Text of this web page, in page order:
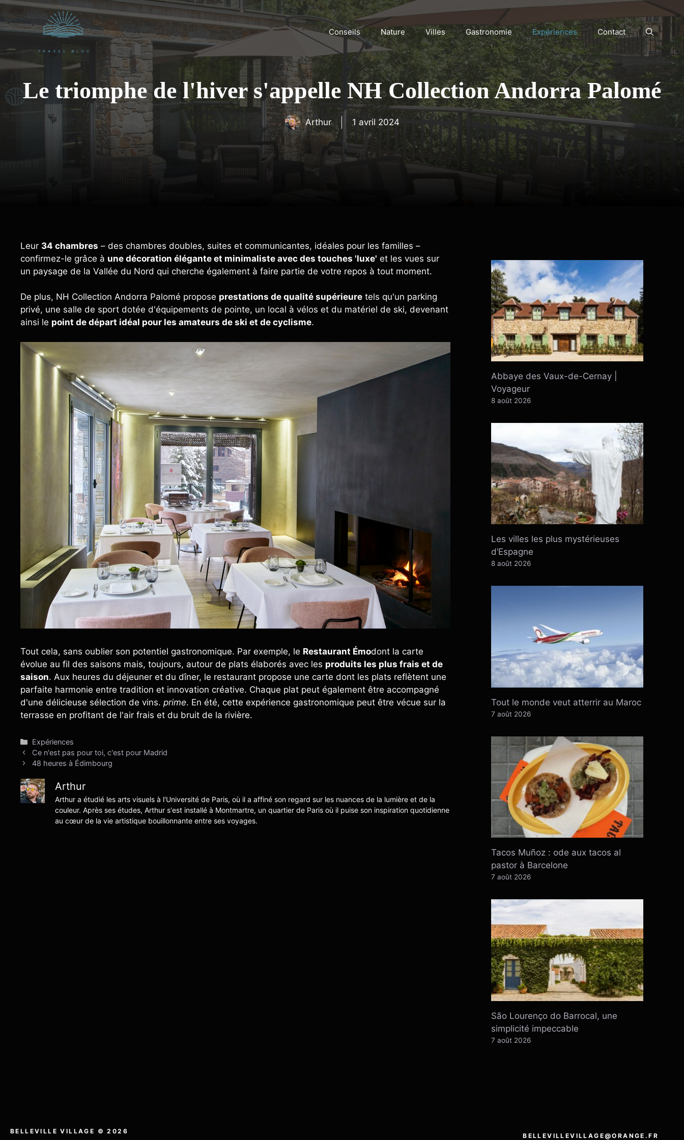
Aller
contenu
Conseils Nature Villes Gastronomie Expériences Contact
Le triomphe de l'hiver s'appelle NH Collection Andorra Palomé
Arthur 1 avril 2024
Leur 34 chambres – des chambres doubles, suites et communicantes, idéales pour les familles –
confirmez-le grâce à une décoration élégante et minimaliste avec des touches 'luxe' et les vues sur
un paysage de la Vallée du Nord qui cherche également à faire partie de votre repos à tout moment.
De plus, NH Collection Andorra Palomé propose prestations de qualité supérieure tels qu'un parking
privé, une salle de sport dotée d'équipements de pointe, un local à vélos et du matériel de ski, devenant
ainsi le point de départ idéal pour les amateurs de ski et de cyclisme.
Tout cela, sans oublier son potentiel gastronomique. Par exemple, le Restaurant Émodont la carte
évolue au fil des saisons mais, toujours, autour de plats élaborés avec les produits les plus frais et de
saison. Aux heures du déjeuner et du dîner, le restaurant propose une carte dont les plats reflètent une
parfaite harmonie entre tradition et innovation créative. Chaque plat peut également être accompagné
d'une délicieuse sélection de vins. prime. En été, cette expérience gastronomique peut être vécue sur la
terrasse en profitant de l'air frais et du bruit de la rivière.
Catégories
Expériences
Ce n'est pas pour toi, c'est pour Madrid
48 heures à Édimbourg
Arthur
Arthur a étudié les arts visuels à l'Université de Paris, où il a affiné son regard sur les nuances de la lumière et de la
couleur. Après ses études, Arthur s'est installé à Montmartre, un quartier de Paris où il puise son inspiration quotidienne
au cœur de la vie artistique bouillonnante entre ses voyages.
Abbaye des Vaux-de-Cernay |
Voyageur
8 août 2026
Les villes les plus mystérieuses
d’Espagne
8 août 2026
Tout le monde veut atterrir au Maroc
7 août 2026
Tacos Muñoz : ode aux tacos al
pastor à Barcelone
7 août 2026
São Lourenço do Barrocal, une
simplicité impeccable
7 août 2026
BELLEVILLE VILLAGE © 2026
BELLEVILLEVILLAGE@ORANGE.FR